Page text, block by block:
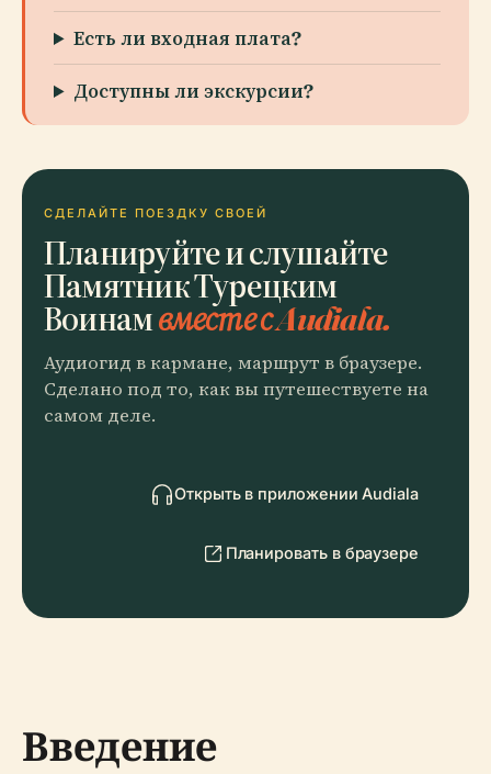
Есть ли входная плата?
Доступны ли экскурсии?
СДЕЛАЙТЕ ПОЕЗДКУ СВОЕЙ
Планируйте и слушайте
Памятник Турецким
Воинамвместе с Audiala.
Аудиогид в кармане, маршрут в браузере.
Сделано под то, как вы путешествуете на
самом деле.
Открыть в приложении Audiala
Планировать в браузере
Введение